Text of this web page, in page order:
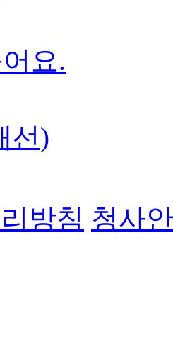
요.
선)
방침 청사